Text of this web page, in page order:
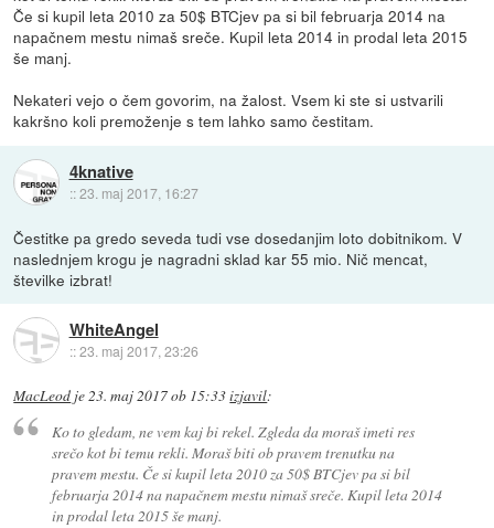
Če si kupil leta 2010 za 50$ BTCjev pa si bil februarja 2014 na
napačnem mestu nimaš sreče. Kupil leta 2014 in prodal leta 2015
še manj.
Nekateri vejo o čem govorim, na žalost. Vsem ki ste si ustvarili
kakršno koli premoženje s tem lahko samo čestitam.
4knative
::23. maj 2017, 16:27
Čestitke pa gredo seveda tudi vse dosedanjim loto dobitnikom. V
naslednjem krogu je nagradni sklad kar 55 mio. Nič mencat,
številke izbrat!
WhiteAngel
::23. maj 2017, 23:26
MacLeod je 23. maj 2017 ob 15:33izjavil:
Ko to gledam, ne vem kaj bi rekel. Zgleda da moraš imeti res
srečo kot bi temu rekli. Moraš biti ob pravem trenutku na
pravem mestu. Če si kupil leta 2010 za 50$ BTCjev pa si bil
februarja 2014 na napačnem mestu nimaš sreče. Kupil leta 2014
in prodal leta 2015 še manj.